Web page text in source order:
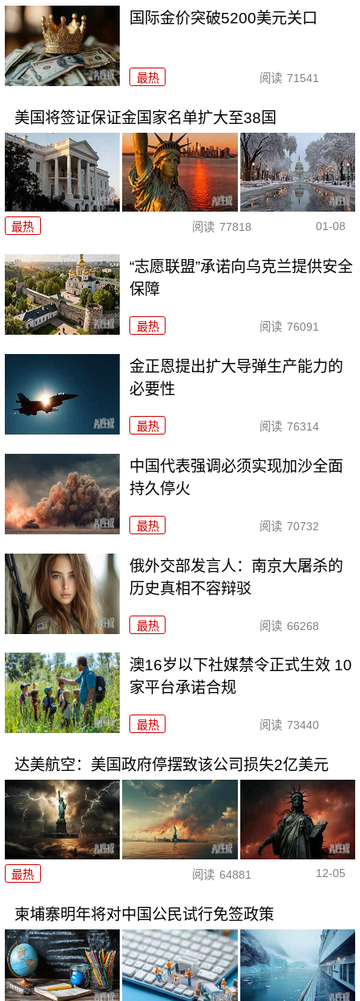
国际金价突破5200美元关口
最热 阅读 71541
美国将签证保证金国家名单扩大至38国
最热 阅读 77818 01-08
“志愿联盟”承诺向乌克兰提供安全
保障
最热 阅读 76091
金正恩提出扩大导弹生产能力的
必要性
最热 阅读 76314
中国代表强调必须实现加沙全面
持久停火
最热 阅读 70732
俄外交部发言人：南京大屠杀的
历史真相不容辩驳
最热 阅读 66268
澳16岁以下社媒禁令正式生效 10
家平台承诺合规
最热 阅读 73440
达美航空：美国政府停摆致该公司损失2亿美元
最热 阅读 64881 12-05
柬埔寨明年将对中国公民试行免签政策